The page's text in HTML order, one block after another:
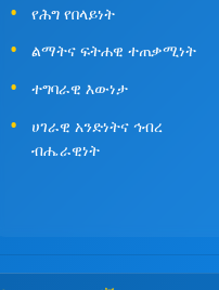
የሕግ የበላይነት
ልማትና ፍትሐዊ ተጠቃሚነት
ተግባራዊ እውነታ
ሀገራዊ አንድነትና ኅብረ
ብሔራዊነት